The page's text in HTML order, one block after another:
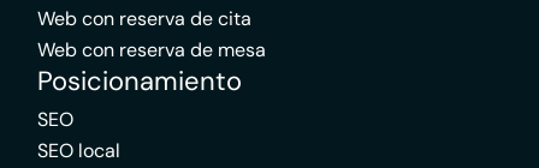
Web con reserva de cita
Web con reserva de mesa
Posicionamiento
SEO
SEO local